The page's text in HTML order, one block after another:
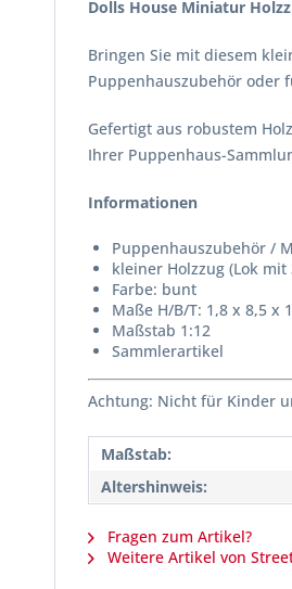
Dolls House Miniatur
Bringen Sie mit diesem
Puppenhauszubehör oder
Gefertigt aus robustem
Ihrer Puppenhaus-
Informationen
Puppenhauszubehör /
kleiner Holzzug (Lok
Farbe: bunt
Maße H/B/T: 1,8 x 8,5 x
Maßstab 1:12
Sammlerartikel
Achtung: Nicht für Kinder
Maßstab:
Altershinweis:
Fragen zum Artikel?
Weitere Artikel von